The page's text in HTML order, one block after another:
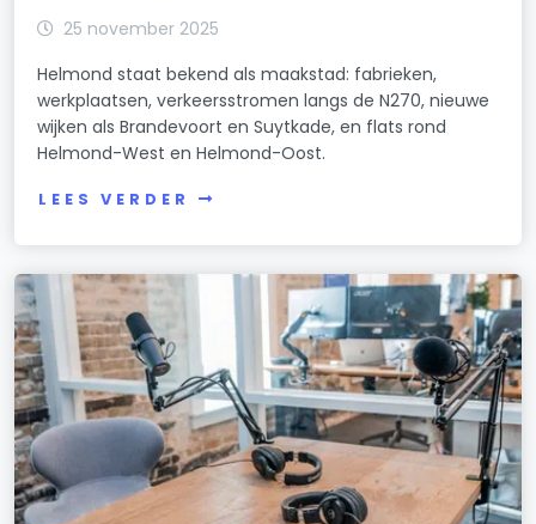
25 november 2025
Helmond staat bekend als maakstad: fabrieken,
werkplaatsen, verkeersstromen langs de N270, nieuwe
wijken als Brandevoort en Suytkade, en flats rond
Helmond-West en Helmond-Oost.
LEES VERDER